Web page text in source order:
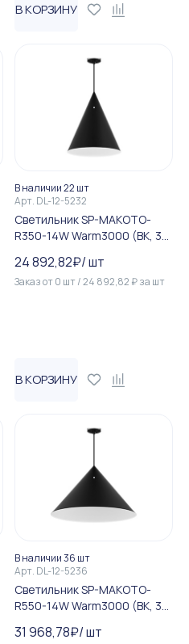
В КОРЗИНУ
В наличии 22 шт
Арт. DL-12-5232
Светильник SP-MAKOTO-
R350-14W Warm3000 (BK, 36
24 892,82₽/шт
Заказ от0 шт/24 892,82 ₽за шт
В КОРЗИНУ
В наличии 36 шт
Арт. DL-12-5236
Светильник SP-MAKOTO-
R550-14W Warm3000 (BK, 36
31 968,78₽/шт